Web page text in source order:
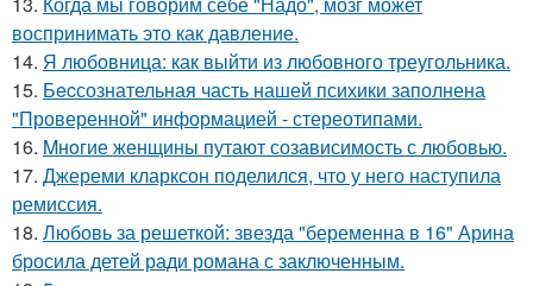
воспринимать это как давление.
14. Я любовница: как выйти из любовного треугольника.
15. Бecсознательная часть нашей психики заполнена
"Проверенной" информацией - стереотипами.
16. Mнoгие женщины путают созависимость с любовью.
17. Джереми кларксон поделился, что у него наступила
ремиссия.
18. Любовь за решеткой: звезда "беременна в 16" Арина
бросила детей ради романа с заключенным.